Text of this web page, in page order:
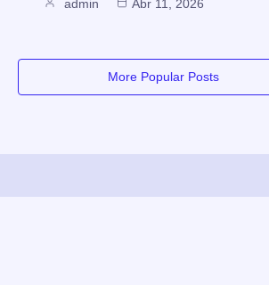
admin Abr 11, 2026
More Popular Posts